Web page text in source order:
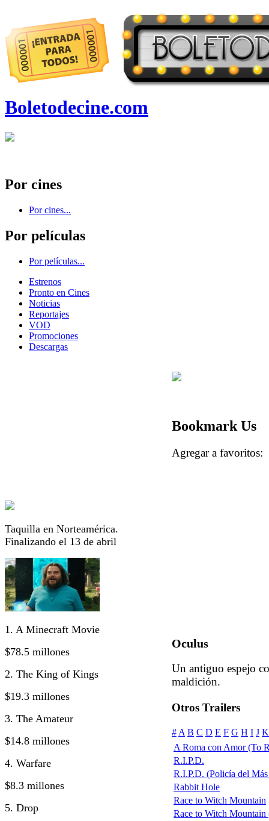
Boletodecine.com
Por cines
Por cines...
Por películas
Por películas...
Estrenos
Pronto en Cines
Noticias
Reportajes
VOD
Promociones
Descargas
Taquilla en Norteamérica.
Finalizando el 13 de abril
1. A Minecraft Movie
$78.5 millones
2. The King of Kings
$19.3 millones
3. The Amateur
$14.8 millones
4. Warfare
$8.3 millones
5. Drop
Bookmark Us
Agregar a
Oculus
Un antiguo espejo
maldición.
Otros Trailers
# A B C D E F G H I J K
A Roma con Amor (To
R.I.P.D.
R.I.P.D. (Policía del
Rabbit Hole
Race to Witch Mountain
Race to Witch Mountain